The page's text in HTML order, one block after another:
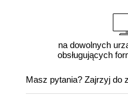
na dowolnych
obsługujących
Masz pytania? Zajrzyj do